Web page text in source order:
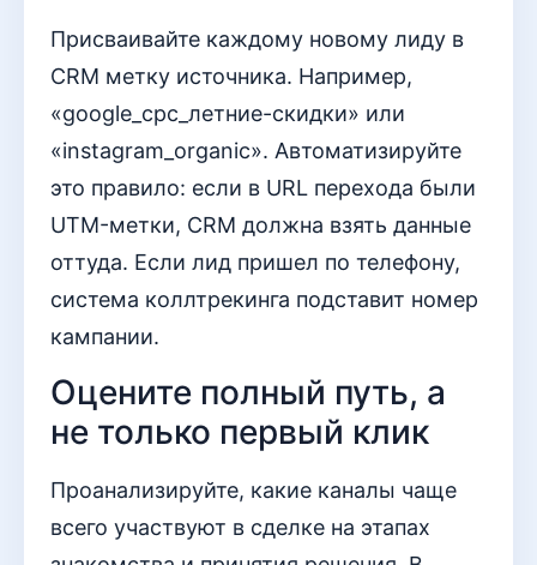
Присваивайте каждому новому лиду в
CRM метку источника. Например,
«google_cpc_летние-скидки» или
«instagram_organic». Автоматизируйте
это правило: если в URL перехода были
UTM-метки, CRM должна взять данные
оттуда. Если лид пришел по телефону,
система коллтрекинга подставит номер
кампании.
Оцените полный путь, а
не только первый клик
Проанализируйте, какие каналы чаще
всего участвуют в сделке на этапах